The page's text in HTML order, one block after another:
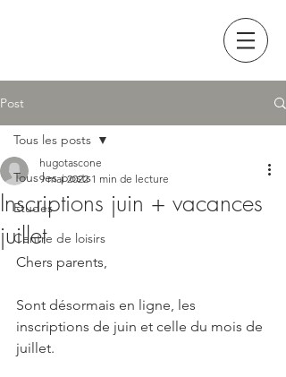
Post
Tous les posts
Etudes
Centre de loisirs
Tous les posts
Inscriptions juin + vacances
juillet
hugotascone
9 mai 2022 1 min de lecture
Chers parents,
Sont désormais en ligne, les
inscriptions de juin et celle du mois de
juillet.